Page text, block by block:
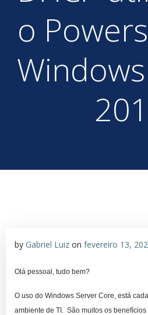
o
by Gabriel Luiz on fevereiro 13,
Olá pessoal, tudo bem?
O uso do Windows Server Core, está
ambiente de TI. São muitos os